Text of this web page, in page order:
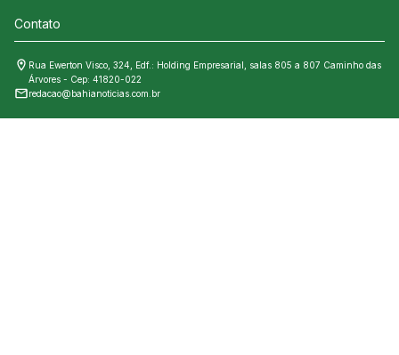
Contato
Rua Ewerton Visco, 324, Edf.: Holding Empresarial, salas 805 a 807 Caminho das
Árvores - Cep: 41820-022
redacao@bahianoticias.com.br